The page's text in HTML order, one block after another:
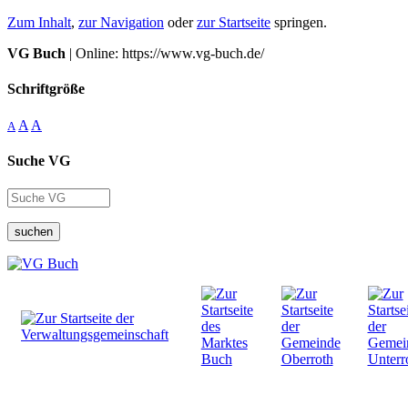
Zum Inhalt, zur Navigation oderzur Startseite springen.
VG Buch | Online: https://www.vg-buch.de/
Schriftgröße
A A A
Suche VG
suchen